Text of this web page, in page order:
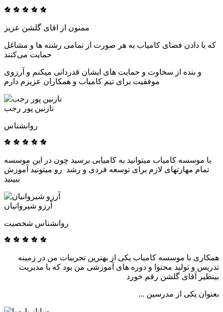
که با دادن فضای کامیاب به هر صورت از تمامی رشته ها و مشاغل
حمایت می‌کنند
و بنده از سخاوت و حمایت های ایشان قدردانی میکنم و آرزوی
موفقیت برای تیم کامیاب و همکاران عزیزم دارم
نازنین پور رجب
روانشناس
با موسسه کامیاب میتوانید به کامیابی برسید چون در این موسسه
تمام مهارتهای لازم برای توسعه فردی و رشد رو میتونید آموزش
ببینید
آرزو شیروانیان
روانشناس شخصیت
همکاری با موسسه کامیاب یکی از بهترین تجربیات من در زمینه
تدریس و تولید محتوا و دوره های آموزشی من بود که با مدیریت
بینظیر آقای گلشن رقم خورد
بعنوان یکی از مدرسین ...